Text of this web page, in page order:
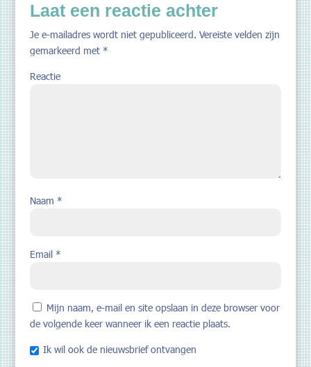
Laat een reactie achter
Je e-mailadres wordt niet gepubliceerd. Vereiste velden zijn
gemarkeerd met *
Reactie
Naam *
Email *
Mijn naam, e-mail en site opslaan in deze browser voor
de volgende keer wanneer ik een reactie plaats.
Ik wil ook de nieuwsbrief ontvangen